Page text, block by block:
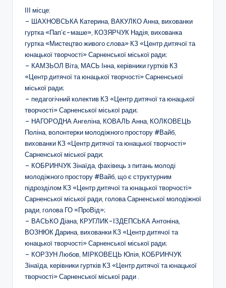
е
н
с
ь
к
о
ї
о
б
л
а
с
н
о
ї
р
а
ІІІ місце:
– ШАХНОВСЬКА Катерина, ВАКУЛКО Анна, вихованки
гуртка «Пап’є-маше», КОЗЯРЧУК Надія, вихованка
гуртка «Мистецтво живого слова» КЗ «Центр дитячої та
юнацької творчості» Сарненської міської ради;
– КАМЗЬОЛ Віта, МАСЬ Інна, керівники гуртків КЗ
«Центр дитячої та юнацької творчості» Сарненської
міської ради;
– педагогічний колектив КЗ «Центр дитячої та юнацької
творчості» Сарненської міської ради;
– НАГОРОДНА Ангеліна, КОВАЛЬ Анна, КОЛКОВЕЦЬ
Поліна, волонтерки молодіжного простору #Вайб,
вихованки КЗ «Центр дитячої та юнацької творчості»
Сарненської міської ради;
– КОБРИНЧУК Зінаїда, фахівець з питань молоді
молодіжного простору #Вайб, що є структурним
підрозділом КЗ «Центр дитячої та юнацької творчості»
Сарненської міської ради, голова Сарненської молодіжної
ради, голова ГО «ПроВід»;
– ВАСЬКО Діана, КРУГЛИК-ІЗДЕПСЬКА Антоніна,
ВОЗНЮК Дарина, вихованки КЗ «Центр дитячої та
юнацької творчості» Сарненської міської ради;
– КОРЗУН Любов, МІРКОВЕЦЬ Юлія, КОБРИНЧУК
Зінаїда, керівники гуртків КЗ «Центр дитячої та юнацької
творчості» Сарненської міської ради .